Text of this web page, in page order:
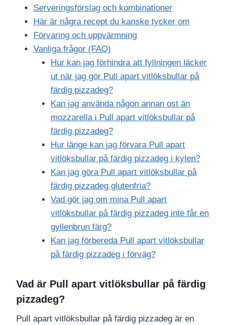
Serveringsförslag och kombinationer
Här är några recept du kanske tycker om
Förvaring och uppvärmning
Vanliga frågor (FAQ)
Hur kan jag förhindra att fyllningen läcker
ut när jag gör Pull apart vitlöksbullar på
färdig pizzadeg?
Kan jag använda någon annan ost än
mozzarella i Pull apart vitlöksbullar på
färdig pizzadeg?
Hur länge kan jag förvara Pull apart
vitlöksbullar på färdig pizzadeg i kylen?
Kan jag göra Pull apart vitlöksbullar på
färdig pizzadeg glutenfria?
Vad gör jag om mina Pull apart
vitlöksbullar på färdig pizzadeg inte får en
gyllenbrun färg?
Kan jag förbereda Pull apart vitlöksbullar
på färdig pizzadeg i förväg?
Vad är Pull apart vitlöksbullar på färdig
pizzadeg?
Pull apart vitlöksbullar på färdig pizzadeg är en